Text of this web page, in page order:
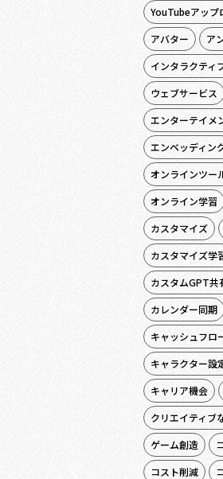
YouTubeアップ
アバター
ア
インタラクティ
ウェブサービス
エンターテイメ
エンベッディン
オンラインツー
オンライン学習
カスタマイズ
カスタマイズ学
カスタムGPT共
カレンダー同期
キャッシュフロ
キャラクター設
キャリア機会
クリエイティブ
ゲーム創造
コスト削減